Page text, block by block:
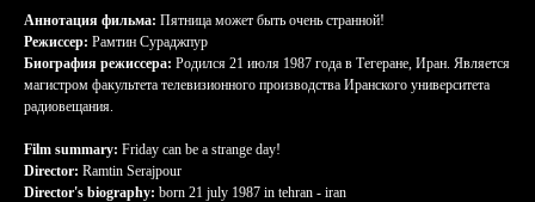
Аннотация фильма: Пятница может быть очень странной!
Режиссер: Рамтин Сураджпур
Биография режиссера: Родился 21 июля 1987 года в Тегеране, Иран. Является
магистром факультета телевизионного производства Иранского университета
радиовещания.
Film summary: Friday can be a strange day!
Director: Ramtin Serajpour
Director's biography: born 21 july 1987 in tehran - iran